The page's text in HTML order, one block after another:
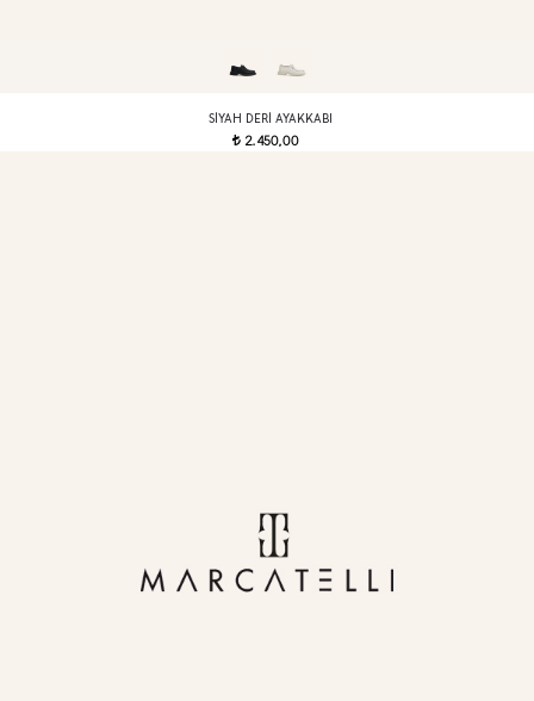
SIYAH DERI AYAKKABI
t 2.450,00